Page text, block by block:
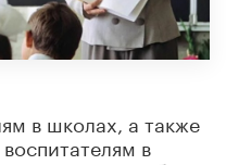
в школах, а также
в